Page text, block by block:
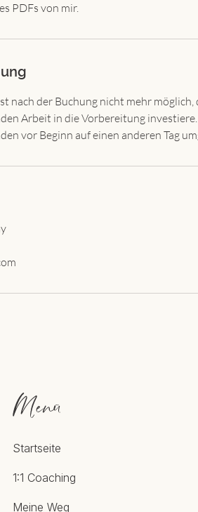
PDFs von mir.
nach der Buchung nicht mehr
Arbeit in die Vorbereitung investiere.
vor Beginn auf einen anderen Tag
Menü
Startseite
1:1 Coaching
Meine Weg